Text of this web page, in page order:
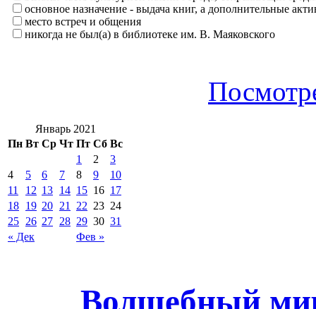
основное назначение - выдача книг, а дополнительные
место встреч и общения
никогда не был(а) в библиотеке им. В. Маяковского
Январь 2021
Пн Вт Ср Чт Пт Сб Вс
« Дек Фев »
1 2
3
4
5 6 7 8 9
10
11
12 13 14 15 16 17
18 19 20 21 22 23 24
25 26 27 28 29 30 31
Волшебный